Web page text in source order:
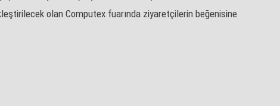
olan Computex fuarında ziyaretçilerin beğenisine